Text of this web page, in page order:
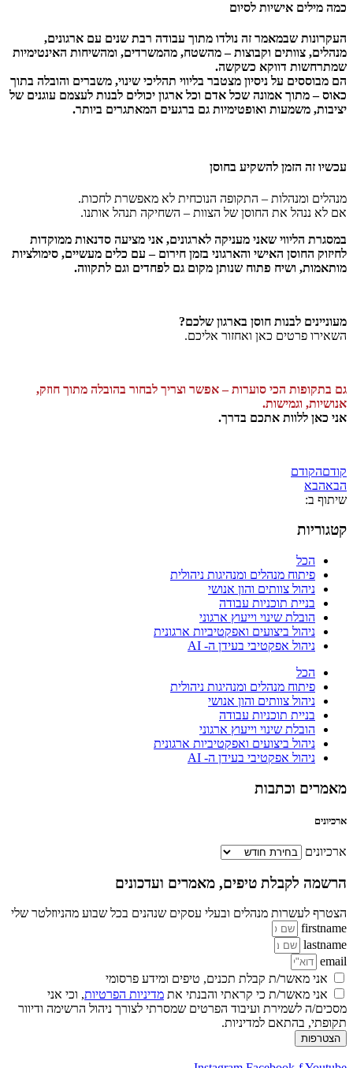
כמה מילים אישיות לסיום
העקרונות שבמאמר זה נולדו מתוך עבודה רבת שנים עם ארגונים,
מנהלים, צוותים וקבוצות – מהשטח, מהמשרדים, ומהשיחות האינטימיות
שמתרחשות דווקא כשקשה.
הם מבוססים על ניסיון מצטבר בליווי תהליכי שינוי, משברים והובלה בתוך
כאוס – מתוך אמונה שכל אדם וכל ארגון יכולים לבנות לעצמם עוגנים של
יציבות, משמעות ואופטימיות גם ברגעים המאתגרים ביותר.
עכשיו זה הזמן להשקיע בחוסן
מנהלים ומנהלות – התקופה הנוכחית לא מאפשרת לחכות.
אם לא ננהל את החוסן של הצוות – השחיקה תנהל אותנו.
במסגרת הליווי שאני מעניקה לארגונים, אני מציעה סדנאות ממוקדות
לחיזוק החוסן האישי והארגוני בזמן חירום – עם כלים מעשיים, סימולציות
מותאמות, ושיח פתוח שנותן מקום גם לפחדים וגם לתקווה.
מעוניינים לבנות חוסן בארגון שלכם?
השאירו פרטים כאן ואחזור אליכם.
גם בתקופות הכי סוערות – אפשר וצריך לבחור בהובלה מתוך חוזק,
אנושיות, וגמישות.
אני כאן ללוות אתכם בדרך.
קודםהקודם
הבאהבא
שיתוף ב:
קטגוריות
הכל
פיתוח מנהלים ומנהיגות ניהולית
ניהול צוותים והון אנושי
בניית תוכניות עבודה
הובלת שינוי וייעוץ ארגוני
ניהול ביצועים ואפקטיביות ארגונית
ניהול אפקטיבי בעידן ה- AI
הכל
פיתוח מנהלים ומנהיגות ניהולית
ניהול צוותים והון אנושי
בניית תוכניות עבודה
הובלת שינוי וייעוץ ארגוני
ניהול ביצועים ואפקטיביות ארגונית
ניהול אפקטיבי בעידן ה- AI
מאמרים וכתבות
ארכיונים
ארכיונים
הרשמה לקבלת טיפים, מאמרים ועדכונים
הצטרף לעשרות מנהלים ובעלי עסקים שנהנים בכל שבוע מהניוזלטר שלי
firstname
lastname
email
אני מאשר/ת קבלת תכנים, טיפים ומידע פרסומי
אני מאשר/ת כי קראתי והבנתי את מדיניות הפרטיות, וכי אני
מסכים/ה לשמירת ועיבוד הפרטים שמסרתי לצורך ניהול הרשימה ודיוור
תקופתי, בהתאם למדיניות.
הצטרפות